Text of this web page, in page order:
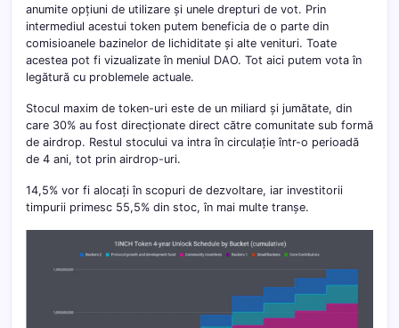
anumite opțiuni de utilizare și unele drepturi de vot. Prin
intermediul acestui token putem beneficia de o parte din
comisioanele bazinelor de lichiditate și alte venituri. Toate
acestea pot fi vizualizate în meniul DAO. Tot aici putem vota în
legătură cu problemele actuale.
Stocul maxim de token-uri este de un miliard și jumătate, din
care 30% au fost direcționate direct către comunitate sub formă
de airdrop. Restul stocului va intra în circulație într-o perioadă
de 4 ani, tot prin airdrop-uri.
14,5% vor fi alocați în scopuri de dezvoltare, iar investitorii
timpurii primesc 55,5% din stoc, în mai multe tranșe.